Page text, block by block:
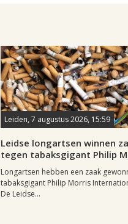
Leiden, 7 augustus 2026, 15:59
Leidse longartsen winnen
tegen tabaksgigant Philip
Longartsen hebben een zaak
tabaksgigant Philip Morris
De Leidse...